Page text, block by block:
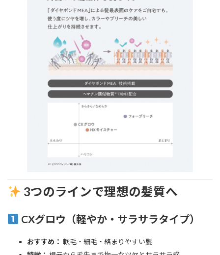
3つのラインで理想の髪質へ
CXグロウ（軽やか・サラサラタイプ）
おすすめ： 軟毛・細毛・絡まりやすい髪